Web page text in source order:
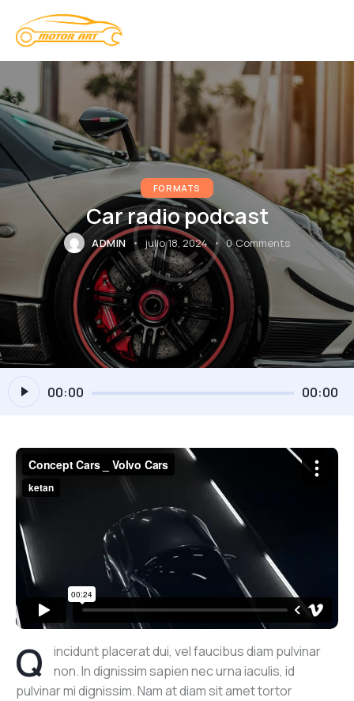
de
00:00 00:00
FORMATS
Car radio podcast
ADMIN julio 18, 2024 0 Comments
Q
incidunt placerat dui, vel faucibus diam pulvinar
non. In dignissim sapien nec urna iaculis, id
pulvinar mi dignissim. Nam at diam sit amet tortor